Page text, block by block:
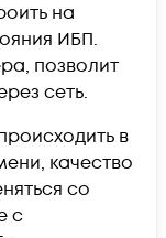
на
ИБП.
позволит
сеть.
в
качество
со
с